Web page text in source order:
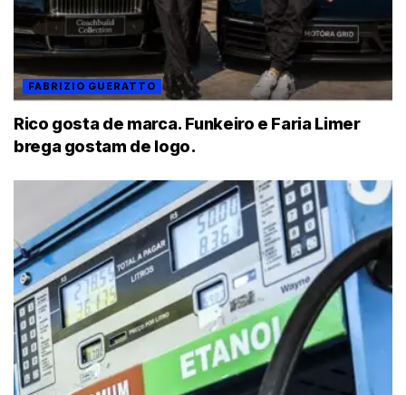
FABRIZIO GUERATTO
Rico gosta de marca. Funkeiro e Faria Limer
brega gostam de logo.